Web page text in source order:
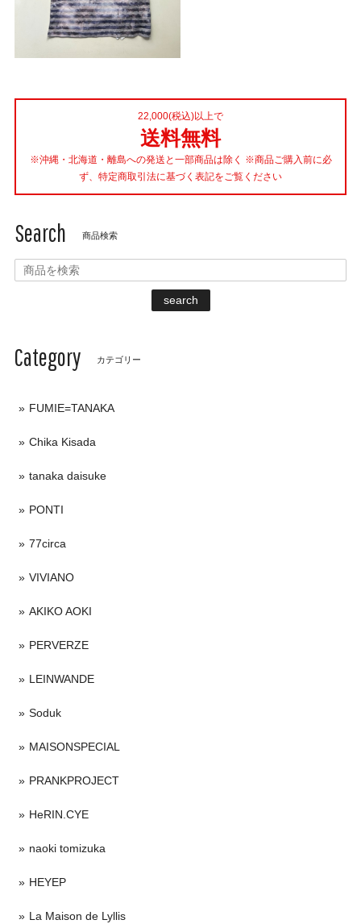
22,000(税込)以上で
送料無料
※沖縄・北海道・離島への発送と一部商品は除く ※商品ご購入前に必
ず、特定商取引法に基づく表記をご覧ください
Search 商品検索
search
Category カテゴリー
FUMIE=TANAKA
Chika Kisada
tanaka daisuke
PONTI
77circa
VIVIANO
AKIKO AOKI
PERVERZE
LEINWANDE
Soduk
MAISONSPECIAL
PRANKPROJECT
HeRIN.CYE
naoki tomizuka
HEYEP
La Maison de Lyllis